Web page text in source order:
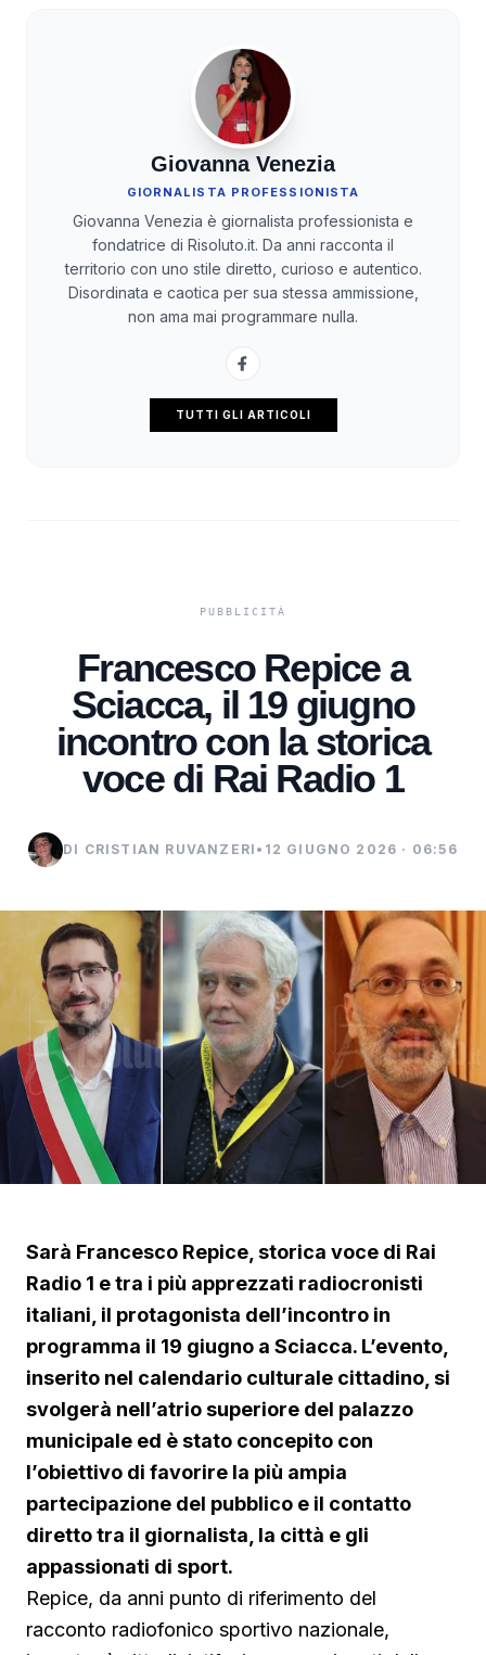
Giovanna Venezia
GIORNALISTA PROFESSIONISTA
Giovanna Venezia è giornalista professionista e
fondatrice di Risoluto.it. Da anni racconta il
territorio con uno stile diretto, curioso e autentico.
Disordinata e caotica per sua stessa ammissione,
non ama mai programmare nulla.
TUTTI GLI ARTICOLI
Francesco Repice a
Sciacca, il 19 giugno
incontro con la storica
voce di Rai Radio 1
DI CRISTIAN RUVANZERI • 12 GIUGNO 2026 · 06:56
Sarà Francesco Repice, storica voce di Rai
Radio 1 e tra i più apprezzati radiocronisti
italiani, il protagonista dell’incontro in
programma il 19 giugno a Sciacca. L’evento,
inserito nel calendario culturale cittadino, si
svolgerà nell’atrio superiore del palazzo
municipale ed è stato concepito con
l’obiettivo di favorire la più ampia
partecipazione del pubblico e il contatto
diretto tra il giornalista, la città e gli
appassionati di sport.
Repice, da anni punto di riferimento del
racconto radiofonico sportivo nazionale,